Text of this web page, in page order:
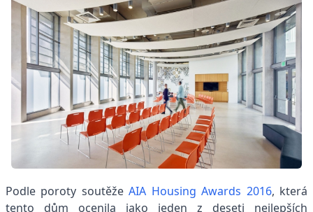
Podle poroty soutěžeAIA Housing Awards 2016, která
tento dům ocenila jako jeden z deseti nejlepších